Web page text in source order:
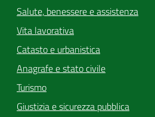
Salute, benessere e assistenza
Vita lavorativa
Catasto e urbanistica
Anagrafe e stato civile
Turismo
Giustizia e sicurezza pubblica